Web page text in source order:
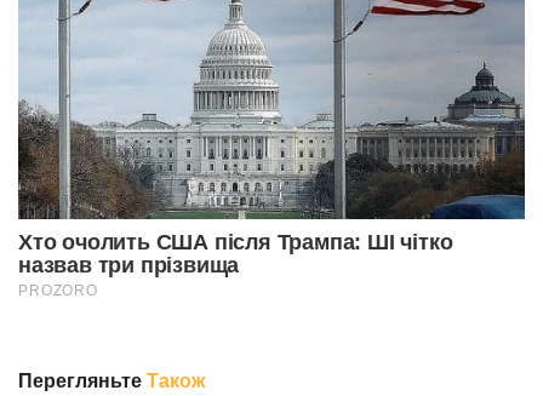
ПерегляньтеТакож